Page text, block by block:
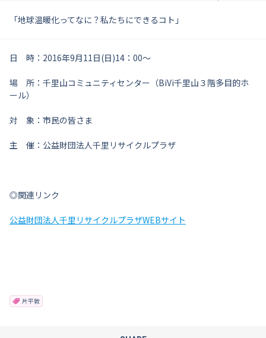
「地球温暖化ってなに？私たちにできるコト」
日 時：2016年9月11日(日)14：00～
場 所：千里山コミュニティセンター（BiVi千里山３階多目的ホ
ール）
対 象：市民の皆さま
主 催：公益財団法人千里リサイクルプラザ
◎関連リンク
公益財団法人千里リサイクルプラザWEBサイト
片平敦